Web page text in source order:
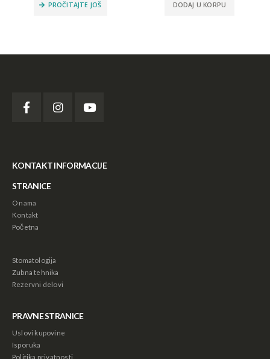
PROČITAJTE JOŠ DODAJ U KORPU
KONTAKT INFORMACIJE
STRANICE
O nama
Kontakt
Početna
Stomatologija
Zubna tehnika
Rezervni delovi
PRAVNE STRANICE
Uslovi kupovine
Isporuka
Politika privatnosti